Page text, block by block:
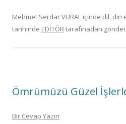
Mehmet Serdar VURAL içinde dil, din
tarihinde EDİTÖRtarafınadan
Ömrümüzü Güzel
Bir Cevap Yazın